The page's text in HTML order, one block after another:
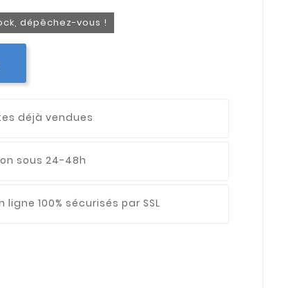
dépêchez-vous !
déjà vendues
sous 24-48h
100% sécurisés par SSL